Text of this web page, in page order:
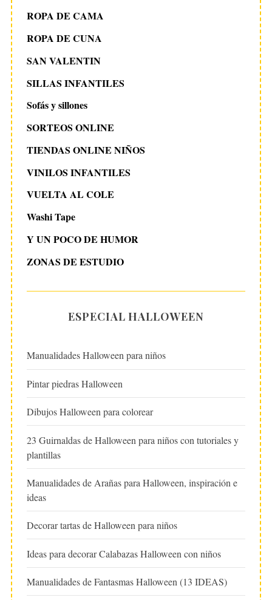
ROPA DE CAMA
ROPA DE CUNA
SAN VALENTIN
SILLAS INFANTILES
Sofás y sillones
SORTEOS ONLINE
TIENDAS ONLINE NIÑOS
VINILOS INFANTILES
VUELTA AL COLE
Washi Tape
Y UN POCO DE HUMOR
ZONAS DE ESTUDIO
ESPECIAL HALLOWEEN
Manualidades Halloween para niños
Pintar piedras Halloween
Dibujos Halloween para colorear
23 Guirnaldas de Halloween para niños con tutoriales y
plantillas
Manualidades de Arañas para Halloween, inspiración e
ideas
Decorar tartas de Halloween para niños
Ideas para decorar Calabazas Halloween con niños
Manualidades de Fantasmas Halloween (13 IDEAS)